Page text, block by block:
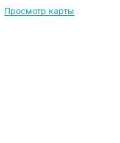
Просмотр карты